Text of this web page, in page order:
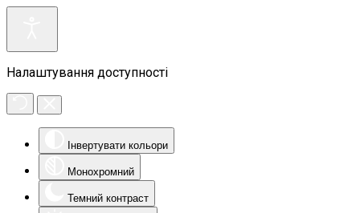
Налаштування доступності
Інвертувати кольори
Монохромний
Темний контраст